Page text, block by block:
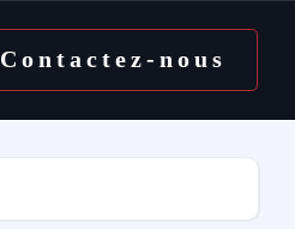
Contactez-nous